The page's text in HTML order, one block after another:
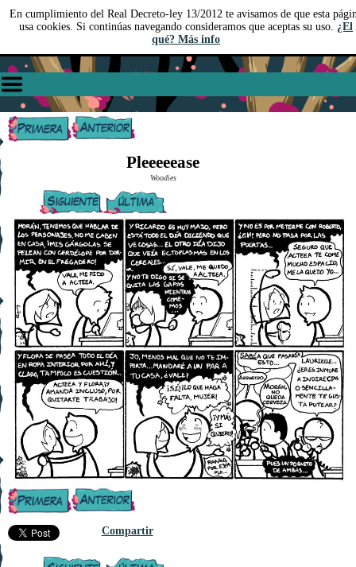
En cumplimiento del Real Decreto-ley 13/2012 te avisamos de que esta
usa cookies. Si continúas navegando consideramos que aceptas su uso. ¿El
qué? Más info
Pleeeeease
Woodies
Compartir